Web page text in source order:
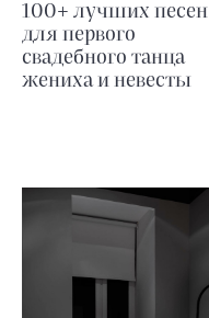
100+ лучших песен
для первого
свадебного танца
жениха и невесты